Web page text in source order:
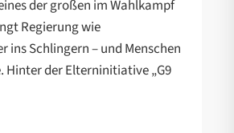
der großen im Wahlkampf
Regierung wie
ins Schlingern – und Menschen
Hinter der Elterninitiative „G9